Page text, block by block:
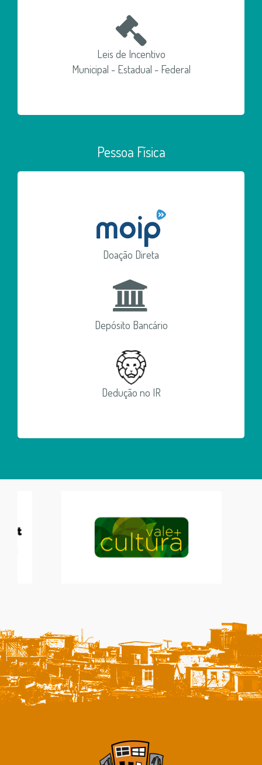
Leis de Incentivo
Municipal - Estadual - Federal
Pessoa Física
Doação Direta
Depósito Bancário
Dedução no IR